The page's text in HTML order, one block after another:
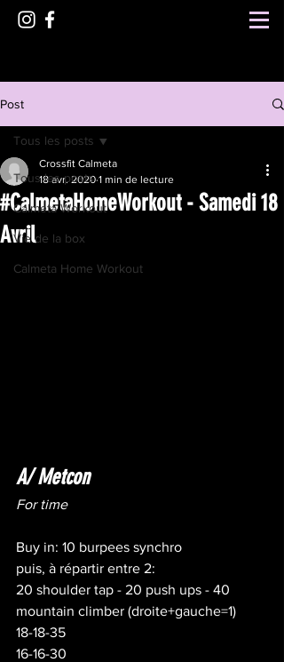
Post
Tous les posts
Calmeta Workout
Vie de la box
Calmeta Home Workout
Tous les posts
#CalmetaHomeWorkout - Samedi 18
Avril
Crossfit Calmeta
18 avr. 2020 1 min de lecture
A/ Metcon
For time
Buy in: 10 burpees synchro
puis, à répartir entre 2:
20 shoulder tap - 20 push ups - 40
mountain climber (droite+gauche=1)
18-18-35
16-16-30